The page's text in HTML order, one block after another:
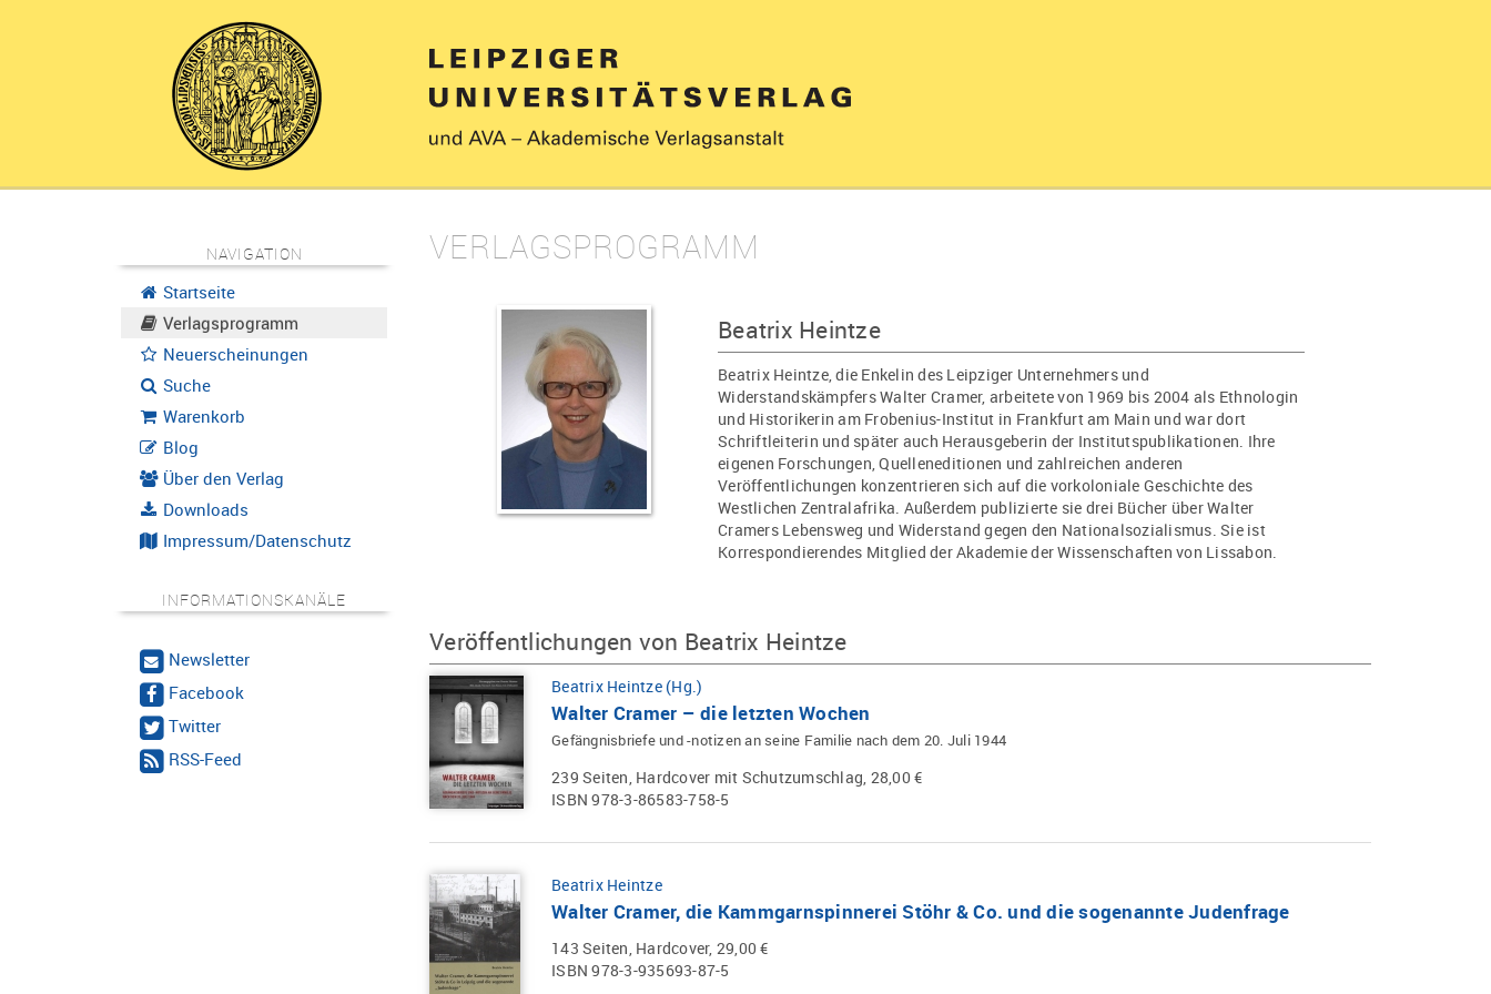
NAVIGATION
Startseite
Verlagsprogramm
Neuerscheinungen
Suche
Warenkorb
Blog
Über den Verlag
Downloads
Impressum/Datenschutz
INFORMATIONSKANÄLE
Newsletter
Facebook
Twitter
RSS-Feed
VERLAGSPROGRAMM
Beatrix Heintze
Beatrix Heintze, die Enkelin des Leipziger Unternehmers und
Widerstandskämpfers Walter Cramer, arbeitete von 1969 bis 2004 als Ethnologin
und Historikerin am Frobenius-Institut in Frankfurt am Main und war dort
Schriftleiterin und später auch Herausgeberin der Institutspublikationen. Ihre
eigenen Forschungen, Quelleneditionen und zahlreichen anderen
Veröffentlichungen konzentrieren sich auf die vorkoloniale Geschichte des
Westlichen Zentralafrika. Außerdem publizierte sie drei Bücher über Walter
Cramers Lebensweg und Widerstand gegen den Nationalsozialismus. Sie ist
Korrespondierendes Mitglied der Akademie der Wissenschaften von Lissabon.
Veröffentlichungen von Beatrix Heintze
Beatrix Heintze (Hg.)
Walter Cramer – die letzten Wochen
Gefängnisbriefe und -notizen an seine Familie nach dem 20. Juli 1944
239 Seiten, Hardcover mit Schutzumschlag, 28,00 €
ISBN 978-3-86583-758-5
Beatrix Heintze
Walter Cramer, die Kammgarnspinnerei Stöhr & Co. und die sogenannte Judenfrage
143 Seiten, Hardcover, 29,00 €
ISBN 978-3-935693-87-5